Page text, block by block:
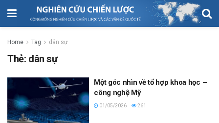
Home Tag dân sự
Thẻ: dân sự
Một góc nhìn về tổ hợp khoa học –
công nghệ Mỹ
01/05/2026 261